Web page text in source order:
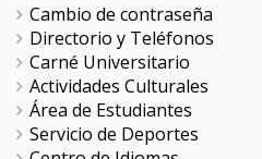
Cambio de contraseña
Directorio y Teléfonos
Carné Universitario
Actividades Culturales
Área de Estudiantes
Servicio de Deportes